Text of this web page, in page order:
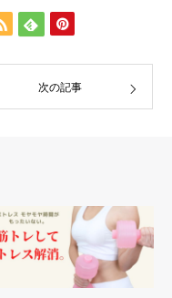
次の記事